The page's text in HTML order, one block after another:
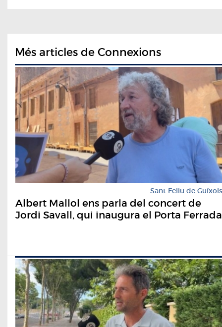
Més articles de Connexions
Sant Feliu de Guíxols
Albert Mallol ens parla del concert de
Jordi Savall, qui inaugura el Porta Ferrada